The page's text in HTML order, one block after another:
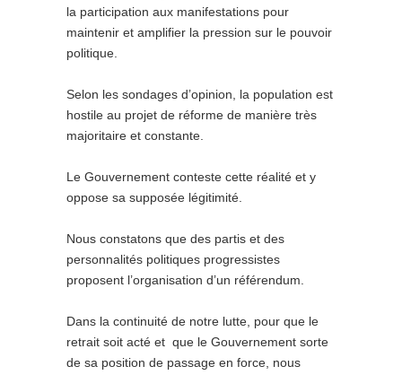
la participation aux manifestations pour
maintenir et amplifier la pression sur le pouvoir
politique.
Selon les sondages d’opinion, la population est
hostile au projet de réforme de manière très
majoritaire et constante.
Le Gouvernement conteste cette réalité et y
oppose sa supposée légitimité.
Nous constatons que des partis et des
personnalités politiques progressistes
proposent l’organisation d’un référendum.
Dans la continuité de notre lutte, pour que le
retrait soit acté et que le Gouvernement sorte
de sa position de passage en force, nous